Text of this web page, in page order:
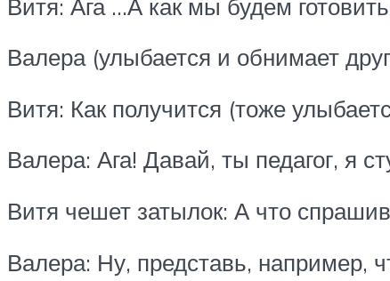
Витя: Ага …А как мы будем
Валера (улыбается и обнимает
Витя: Как получится (тоже
Валера: Ага! Давай, ты педагог, я
Витя чешет затылок: А что
Валера: Ну, представь, например,